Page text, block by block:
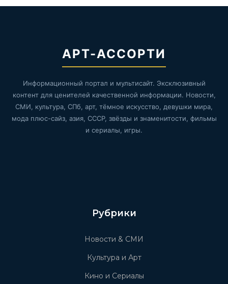
АРТ-АССОРТИ
Информационный портал и мультисайт. Эксклюзивный
контент для ценителей качественной информации. Новости,
СМИ, культура, СПб, арт, тёмное искусство, девушки мира,
мода плюс-сайз, азия, СССР, звёзды и знаменитости, фильмы
и сериалы, игры.
Рубрики
Новости & СМИ
Культура и Арт
Кино и Сериалы